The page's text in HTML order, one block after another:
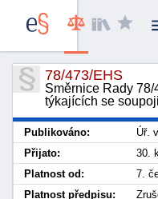
78/473/EHS
Směrnice Rady
týkajících se
Publikováno:
Úř.
Přijato:
30.
Platnost od:
7.
Platnost předpisu: